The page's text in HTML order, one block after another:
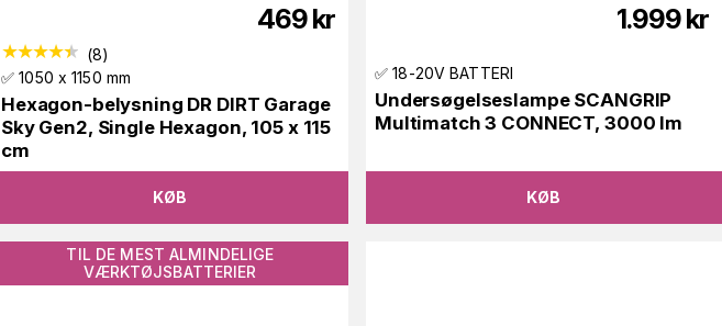
469kr
(8)
✅ 1050 x 1150 mm
Hexagon-belysning DR DIRT Garage
Sky Gen2, Single Hexagon, 105 x 115
cm
KØB
1.999kr
✅ 18-20V BATTERI
Undersøgelseslampe SCANGRIP
Multimatch 3 CONNECT, 3000 lm
KØB
TIL DE MEST ALMINDELIGE
VÆRKTØJSBATTERIER